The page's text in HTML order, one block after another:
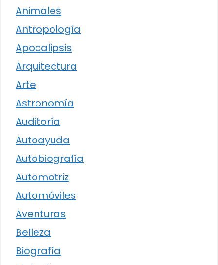
Animales
Antropología
Apocalipsis
Arquitectura
Arte
Astronomía
Auditoría
Autoayuda
Autobiografía
Automotriz
Automóviles
Aventuras
Belleza
Biografía